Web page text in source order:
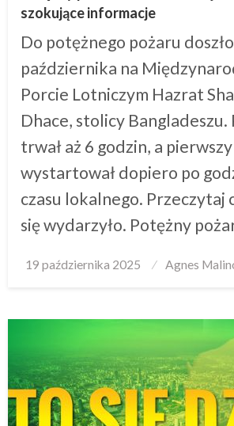
szokujące informacje
Do potężnego pożaru
października na
Porcie Lotniczym Hazrat
Dhace, stolicy Bangladeszu.
trwał aż 6 godzin, a
wystartował dopiero po
czasu lokalnego. Przeczytaj
się wydarzyło. Potężny
Posted
19 października 2025 Agnes